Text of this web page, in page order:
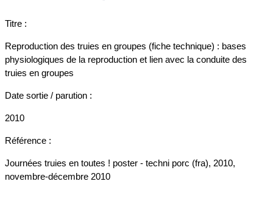
Titre :
Reproduction des truies en groupes (fiche technique) : bases
physiologiques de la reproduction et lien avec la conduite des
truies en groupes
Date sortie / parution :
2010
Référence :
Journées truies en toutes ! poster - techni porc (fra), 2010,
novembre-décembre 2010